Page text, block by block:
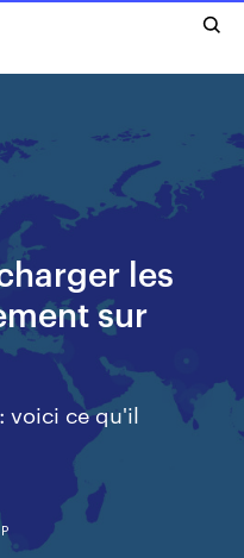
les
sur
voici ce qu'il